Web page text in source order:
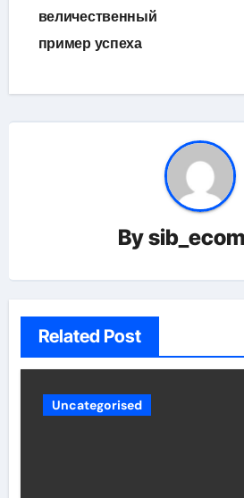
величественный
пример успеха
By
Related Post
Uncategorised